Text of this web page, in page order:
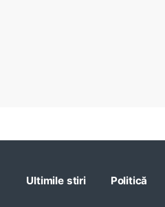
Ultimile stiri Politică